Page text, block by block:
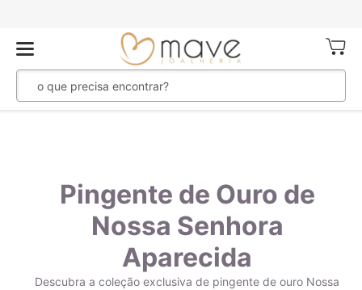
Meu
Pingente de Ouro de
Nossa Senhora
Aparecida
Descubra a coleção exclusiva de pingente de ouro Nossa